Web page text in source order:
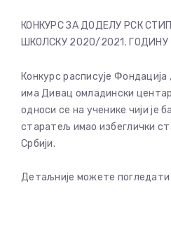
КОНКУРС ЗА ДОДЕЛУ РСК
ШКОЛСКУ 2020/2021. ГОДИНУ
Конкурс расписује
има Дивац омладински
односи се на ученике чији је
старатељ имао избеглички
Србији.
Детаљније можете погледати